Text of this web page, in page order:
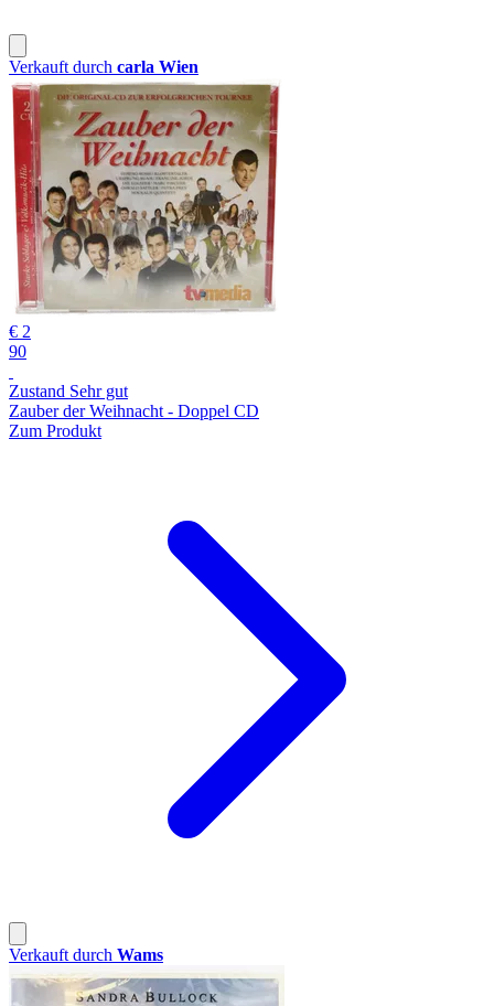
Verkauft durch carla Wien
€ 2
90
Zustand Sehr gut
Zauber der Weihnacht - Doppel CD
Zum Produkt
Verkauft durch Wams